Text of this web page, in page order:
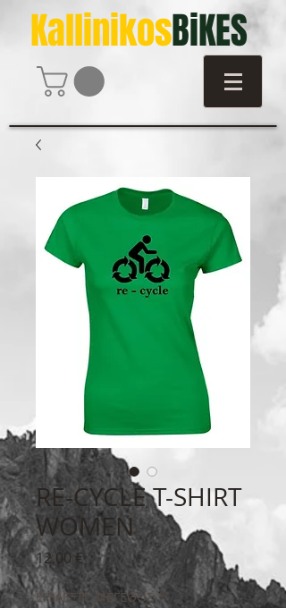
KallinikosBiKES
RE-CYCLE T-SHIRT
WOMEN
12,00 €Τιμή
ΕΠΙΛΕΞΤΕ ΜΕΓΕΘΟΣ *